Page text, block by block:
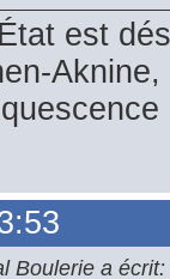
est
Boulerie a écrit: